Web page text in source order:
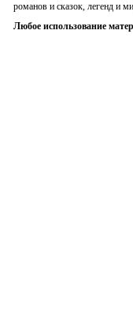
романов и сказок, легенд и
Любое использование